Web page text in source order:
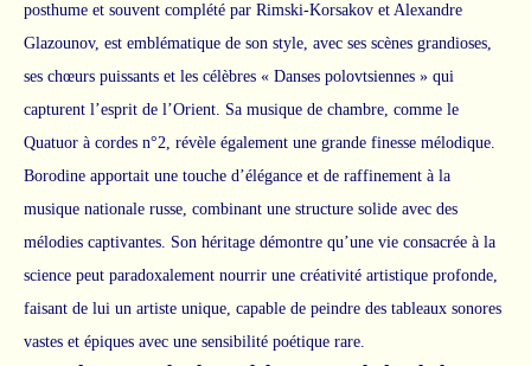
posthume et souvent complété par Rimski-Korsakov et Alexandre
Glazounov, est emblématique de son style, avec ses scènes grandioses,
ses chœurs puissants et les célèbres « Danses polovtsiennes » qui
capturent l’esprit de l’Orient. Sa musique de chambre, comme le
Quatuor à cordes n°2, révèle également une grande finesse mélodique.
Borodine apportait une touche d’élégance et de raffinement à la
musique nationale russe, combinant une structure solide avec des
mélodies captivantes. Son héritage démontre qu’une vie consacrée à la
science peut paradoxalement nourrir une créativité artistique profonde,
faisant de lui un artiste unique, capable de peindre des tableaux sonores
vastes et épiques avec une sensibilité poétique rare.